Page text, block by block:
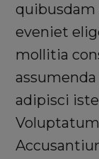
quibusdam
eveniet
mollitia
adipisci